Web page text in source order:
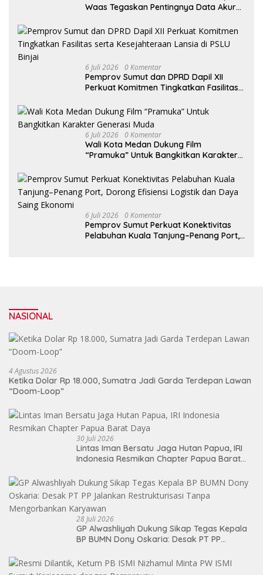
Waas Tegaskan Pentingnya Data Akurat
6 Juli 2026 0 Komentar
Pemprov Sumut dan DPRD Dapil XII
Perkuat Komitmen Tingkatkan Fasilitas
Binjai
6 Juli 2026 0 Komentar
Wali Kota Medan Dukung Film
“Pramuka” Untuk Bangkitkan Karakter
6 Juli 2026 0 Komentar
Pemprov Sumut Perkuat Konektivitas
Pelabuhan Kuala Tanjung–Penang Port,
NASIONAL
4 Agustus 2026
Ketika Dolar Rp 18.000, Sumatra Jadi Garda Terdepan Lawan
“Doom-Loop”
30 Juli 2026
Lintas Iman Bersatu Jaga Hutan Papua, IRI
Indonesia Resmikan Chapter Papua Barat
28 Juli 2026
GP Alwashliyah Dukung Sikap Tegas Kepala
BP BUMN Dony Oskaria: Desak PT PP
Mengorbankan Karyawan